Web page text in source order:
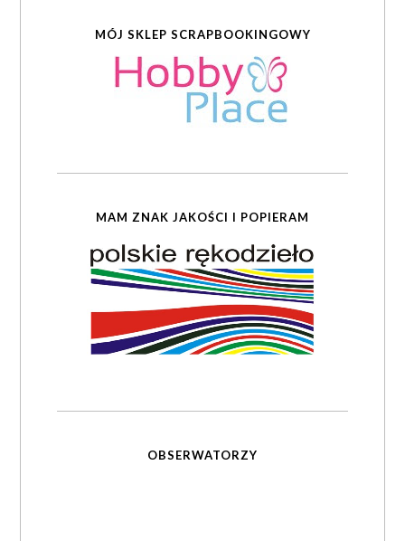
MÓJ SKLEP SCRAPBOOKINGOWY
MAM ZNAK JAKOŚCI I POPIERAM
OBSERWATORZY